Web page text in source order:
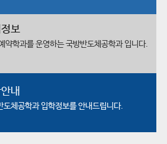
보
약학과를 운영하는국방반도체공학과 입니다.
내
도체공학과입학정보를 안내드립니다.